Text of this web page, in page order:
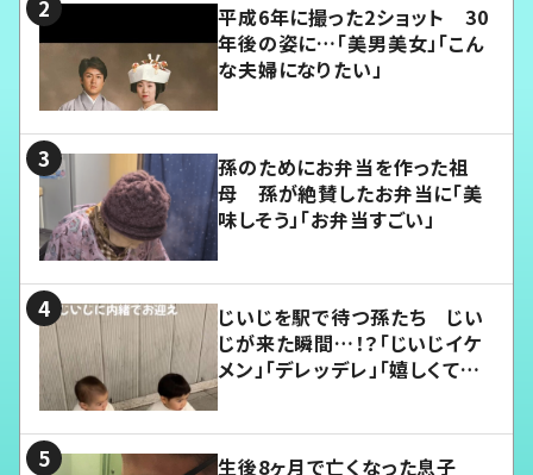
平成6年に撮った2ショット 30
年後の姿に…「美男美女」「こん
な夫婦になりたい」
孫のためにお弁当を作った祖
母 孫が絶賛したお弁当に「美
味しそう」「お弁当すごい」
じいじを駅で待つ孫たち じい
じが来た瞬間…！？「じいじイケ
メン」「デレッデレ」「嬉しくて可
生後8ヶ月で亡くなった息子